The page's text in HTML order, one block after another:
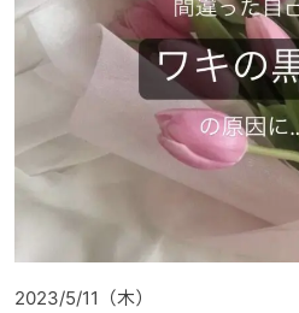
2023/5/11（木）